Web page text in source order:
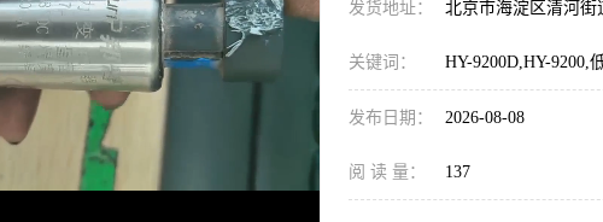
发货地址： 北京市海淀区清河街
关键词： HY-9200D,HY-9200,
发布日期： 2026-08-08
阅 读 量： 137